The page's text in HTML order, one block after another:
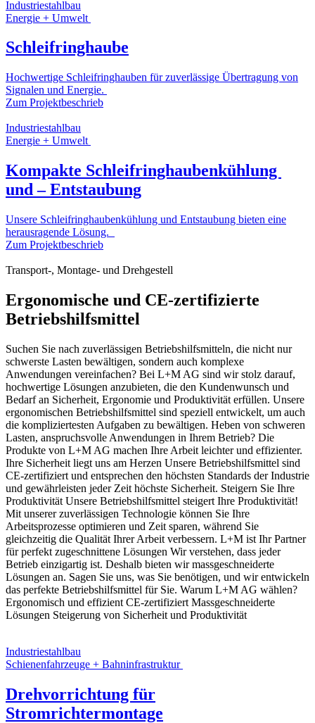
Industriestahlbau
Energie + Umwelt
Schleifringhaube
Hochwertige Schleifringhauben für zuverlässige Übertragung von
Signalen und Energie.
Zum Projektbeschrieb
Industriestahlbau
Energie + Umwelt
Kompakte Schleifringhaubenkühlung
und – Entstaubung
Unsere Schleifringhaubenkühlung und Entstaubung bieten eine
herausragende Lösung.
Zum Projektbeschrieb
Transport-, Montage- und Drehgestell
Ergonomische und CE-zertifizierte
Betriebshilfsmittel
Suchen Sie nach zuverlässigen Betriebshilfsmitteln, die nicht nur
schwerste Lasten bewältigen, sondern auch komplexe
Anwendungen vereinfachen? Bei L+M AG sind wir stolz darauf,
hochwertige Lösungen anzubieten, die den Kundenwunsch und
Bedarf an Sicherheit, Ergonomie und Produktivität erfüllen. Unsere
ergonomischen Betriebshilfsmittel sind speziell entwickelt, um auch
die kompliziertesten Aufgaben zu bewältigen. Heben von schweren
Lasten, anspruchsvolle Anwendungen in Ihrem Betrieb? Die
Produkte von L+M AG machen Ihre Arbeit leichter und effizienter.
Ihre Sicherheit liegt uns am Herzen Unsere Betriebshilfsmittel sind
CE-zertifiziert und entsprechen den höchsten Standards der Industrie
und gewährleisten jeder Zeit höchste Sicherheit. Steigern Sie Ihre
Produktivität Unsere Betriebshilfsmittel steigert Ihre Produktivität!
Mit unserer zuverlässigen Technologie können Sie Ihre
Arbeitsprozesse optimieren und Zeit sparen, während Sie
gleichzeitig die Qualität Ihrer Arbeit verbessern. L+M ist Ihr Partner
für perfekt zugeschnittene Lösungen Wir verstehen, dass jeder
Betrieb einzigartig ist. Deshalb bieten wir massgeschneiderte
Lösungen an. Sagen Sie uns, was Sie benötigen, und wir entwickeln
das perfekte Betriebshilfsmittel für Sie. Warum L+M AG wählen?
Ergonomisch und effizient CE-zertifiziert Massgeschneiderte
Lösungen Steigerung von Sicherheit und Produktivität
Industriestahlbau
Schienenfahrzeuge + Bahninfrastruktur
Drehvorrichtung für
Stromrichtermontage